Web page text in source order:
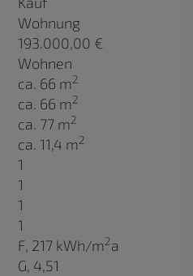
Wohnung
193.000,00 €
Wohnen
ca. 66 m2
ca. 66 m2
ca. 77 m2
ca. 11,4 m2
1
1
1
1
F, 217 kWh/m2a
G, 4,51